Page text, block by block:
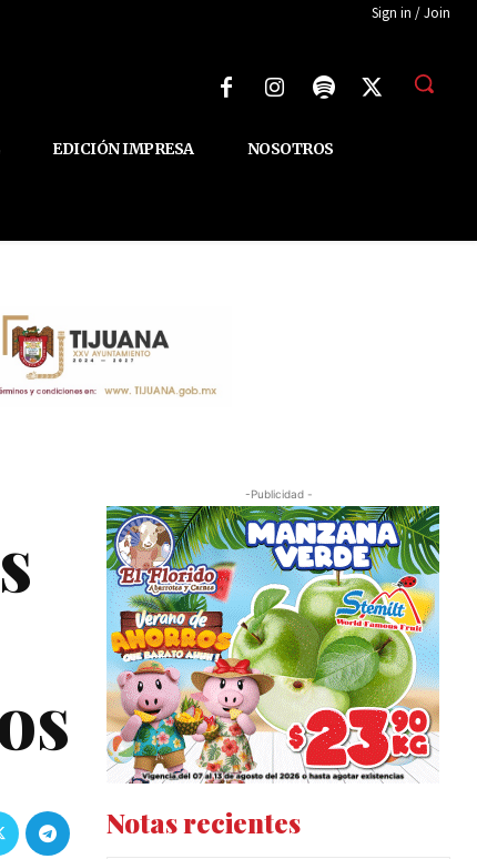
Sign in / Join
EDICIÓN IMPRESA NOSOTROS
-Publicidad -
Notas recientes